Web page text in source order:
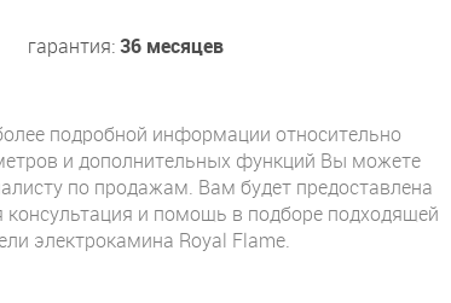
гарантия:36 месяцев
подробной информации относительно
и дополнительных функций Вы можете
по продажам. Вам будет предоставлена
и помощь в подборе подходящей
электрокамина Royal Flame.